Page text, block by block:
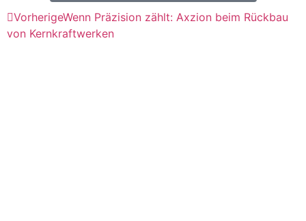
VorherigeWenn Präzision zählt: Axzion beim Rückbau
von Kernkraftwerken